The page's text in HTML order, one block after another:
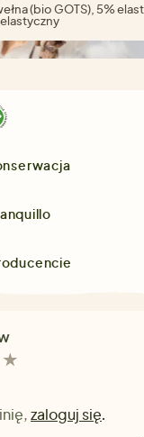
(bio GOTS), 5%
elastyczny
zaloguj się.